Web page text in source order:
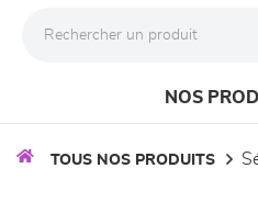
NOS
TOUS NOS PRODUITS